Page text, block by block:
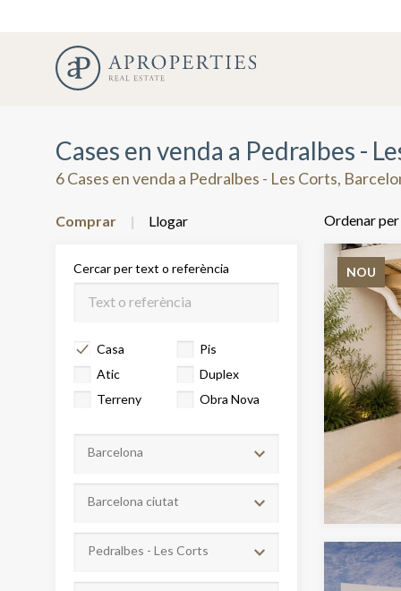
Cases en venda a Pedralbes -
6 Cases en venda a Pedralbes - Les Corts,
Comprar Llogar
Cercar per text o referència
Casa
Pis
Atic
Duplex
Terreny
Obra Nova
Barcelona
Barcelona ciutat
Pedralbes - Les Corts
Ordenar per
NOU